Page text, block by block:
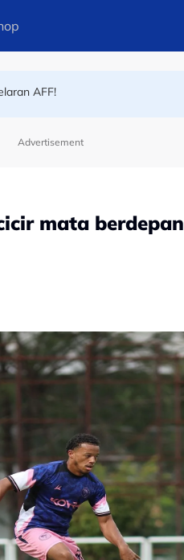
batal
Advertisement
mata berdepan